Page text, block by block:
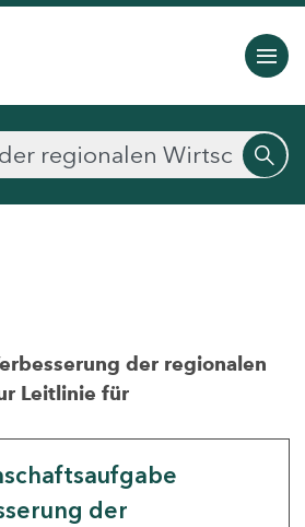
der regionalen
Leitlinie für
der